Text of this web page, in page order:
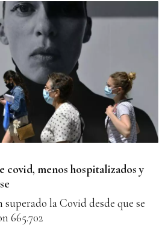
covid, menos hospitalizados y
superado la Covid desde que se
665.702